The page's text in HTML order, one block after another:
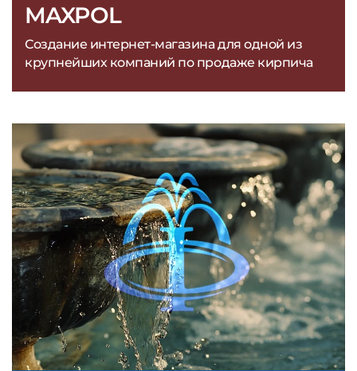
MAXPOL
Создание интернет-магазина для одной из
крупнейших компаний по продаже кирпича